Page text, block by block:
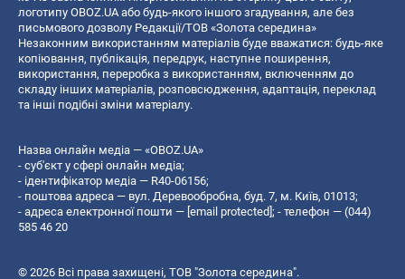
логотипу OBOZ.UA або будь-якого іншого згадування, але без
письмового дозволу Редакції/ТОВ «Золота середина»
Незаконним використанням матеріалів буде вважатися: будь-яке
копiювання, публiкацiя, передрук, наступне поширення,
використання, переробка з використанням, включенням до
складу інших матеріалів, розповсюдження, адаптація, переклад
та інші подібні зміни матеріалу.
Назва онлайн медіа — «OBOZ.UA»
- суб'єкт у сфері онлайн медіа;
- ідентифікатор медіа — R40-06156;
- поштова адреса — вул. Деревообробна, буд. 7, м. Київ, 01013;
- адреса електронної пошти — [email protected]; - телефон — (044)
585 46 20
© 2026 Всі права захищені, ТОВ "Золота середина".